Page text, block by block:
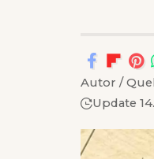
Autor /
Update